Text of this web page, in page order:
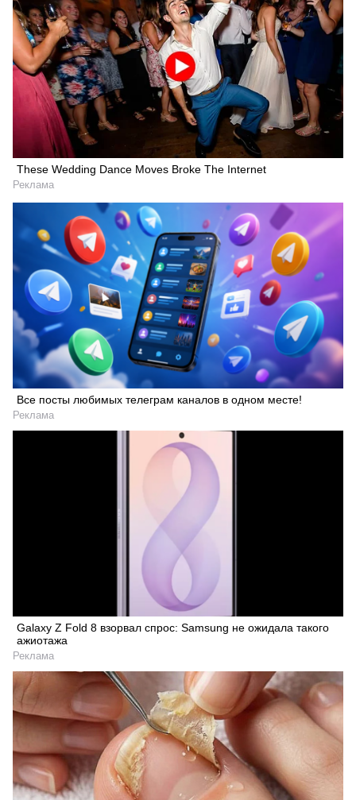
These Wedding Dance Moves Broke The Internet
Реклама
Все посты любимых телеграм каналов в одном месте!
Реклама
Galaxy Z Fold 8 взорвал спрос: Samsung не ожидала такого
ажиотажа
Реклама